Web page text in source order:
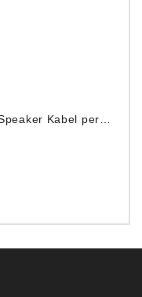
Equator 2.0 Speaker Kabel per meter